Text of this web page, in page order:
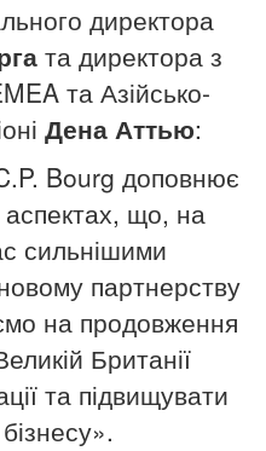
директора
та директора з
та Азійсько-
Дена Аттью:
Bourg доповнює
що, на
сильнішими
партнерству
на продовження
Британії
та підвищувати